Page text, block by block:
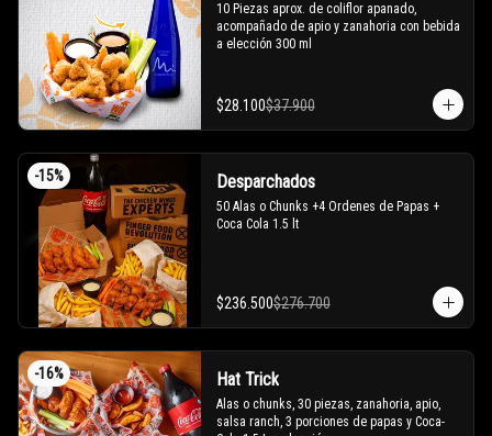
10 Piezas aprox. de coliflor apanado,
acompañado de apio y zanahoria con bebida
a elección 300 ml
$28.100$37.900
-15% Desparchados
50 Alas o Chunks +4 Ordenes de Papas +
Coca Cola 1.5 lt
$236.500$276.700
-16% Hat Trick
Alas o chunks, 30 piezas, zanahoria, apio,
salsa ranch, 3 porciones de papas y Coca-